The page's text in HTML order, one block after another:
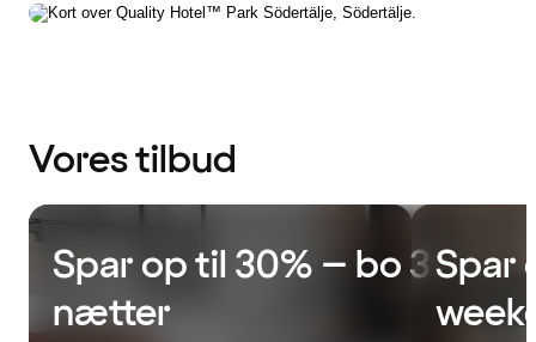
Vores tilbud
Spar op til 30% – bo 3
nætter
Spar